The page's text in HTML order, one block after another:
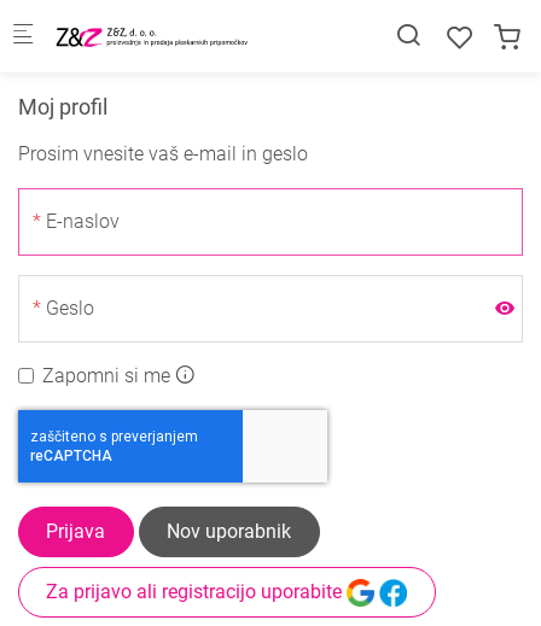
Moj profil
Prosim vnesite vaš e-mail in geslo
E-naslov
Geslo
Zapomni si me
Prijava Nov uporabnik
Za prijavo ali registracijo uporabite